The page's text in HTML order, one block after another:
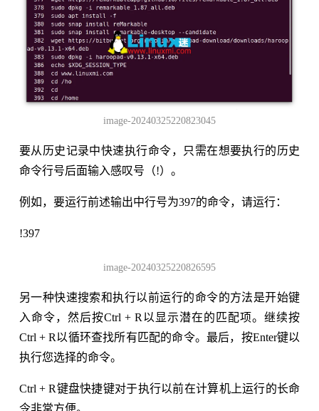
image-20240325220823045
要从历史记录中快速执行命令，只需在想要执行的历史
命令行号后面输入感叹号（!）。
例如，要运行前述输出中行号为397的命令，请运行：
!397
image-20240325220826595
另一种快速搜索和执行以前运行的命令的方法是开始键
入命令，然后按Ctrl + R以显示潜在的匹配项。继续按
Ctrl + R以循环查找所有匹配的命令。最后，按Enter键以
执行您选择的命令。
Ctrl + R键盘快捷键对于执行以前在计算机上运行的长命
令非常方便。